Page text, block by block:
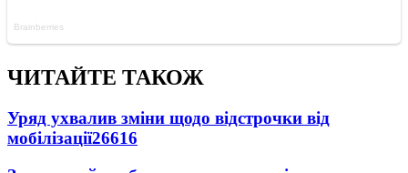
ЧИТАЙТЕ ТАКОЖ
Уряд ухвалив зміни щодо відстрочки від
мобілізації26616